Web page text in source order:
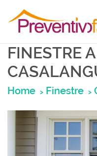
FINESTRE A
Home Finestre